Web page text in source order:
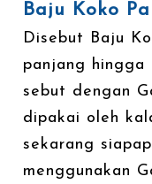
Baju Koko
Disebut Baju
panjang hingga
sebut dengan
dipakai oleh
sekarang
menggunakan